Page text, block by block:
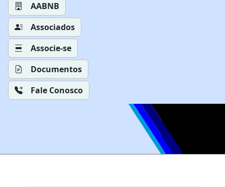
AABNB
Associados
Associe-se
Documentos
Fale Conosco